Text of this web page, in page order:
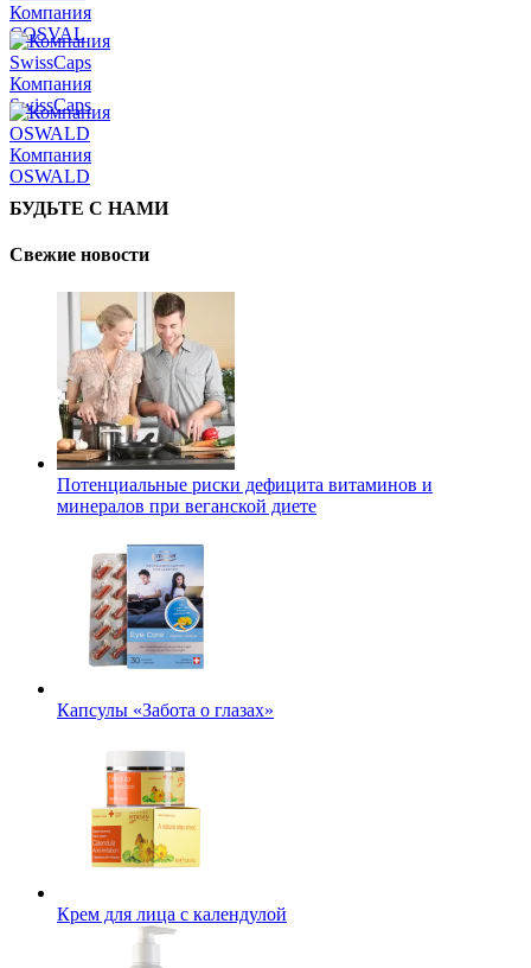
Компания
COSVAL
Компания
SwissCaps
Компания
OSWALD
БУДЬТЕ С НАМИ
Свежие новости
Потенциальные риски дефицита витаминов и
минералов при веганской диете
Капсулы «Забота о глазах»
Крем для лица с календулой